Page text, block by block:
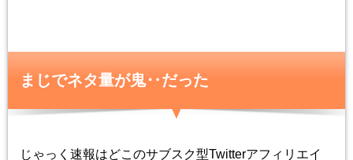
まじでネタ量が鬼‥だった
じゃっく速報はどこのサブスク型Twitterアフィリエイ